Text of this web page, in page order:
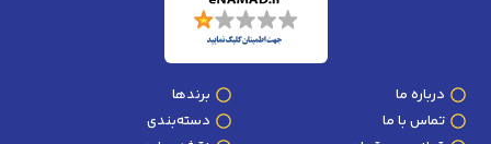
درباره ما
تماس با ما
برندها
دسته‌بندی